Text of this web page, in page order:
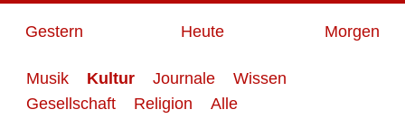
Gestern Heute Morgen
Musik Kultur Journale
Wissen
Gesellschaft
Religion Alle